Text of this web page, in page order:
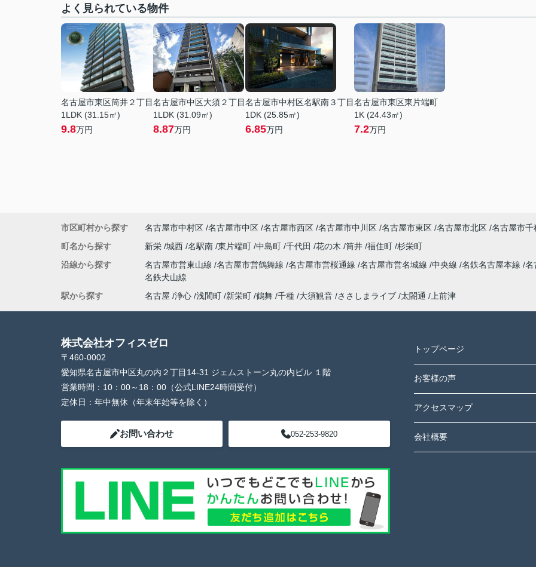
よく見られている物件
名古屋市東区筒井２丁目
1LDK (31.15㎡)
9.8万円
名古屋市中区大須２丁目
1LDK (31.09㎡)
8.87万円
名古屋市中村区名駅南３丁目
1DK (25.85㎡)
6.85万円
名古屋市東区東片端町
1K (24.43㎡)
7.2万円
市区町村から探す 名古屋市中村区 名古屋市中区 名古屋市西区 名古屋市中川区 名古屋市東区 名古屋市北区 名古屋市千
町名から探す
新栄 城西 名駅南 東片端町 中島町 千代田 花の木 筒井 福住町 杉栄町
沿線から探す
名古屋市営東山線 名古屋市営鶴舞線 名古屋市営桜通線 名古屋市営名城線 中央線 名鉄名古屋本線 名
名鉄犬山線
駅から探す
名古屋 浄心 浅間町 新栄町 鶴舞 千種 大須観音 ささしまライブ 太閤通 上前津
株式会社オフィスゼロ
〒460-0002
愛知県名古屋市中区丸の内２丁目14-31 ジェムストーン丸の内ビル １階
営業時間： 10：00～18：00（公式LINE24時間受付）
定休日： 年中無休（年末年始等を除く）
お問い合わせ 052-253-9820
トップページ
お客様の声
アクセスマップ
会社概要